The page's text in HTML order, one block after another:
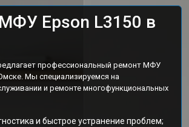
Epson L3150 в
профессиональный ремонт МФУ
Мы специализируемся на
и ремонте многофункциональных
и быстрое устранение проблем;